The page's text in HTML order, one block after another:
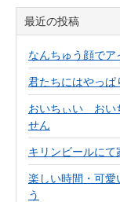
最近の投稿
なんちゅう顔でア
君たちにはやっぱ
おいちぃい おい
せん
キリンビールにて
楽しい時間・可愛
う